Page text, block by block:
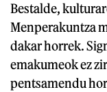
Bestalde,
Menperakuntza
dakar horrek.
emakumeok ez
pentsamendu